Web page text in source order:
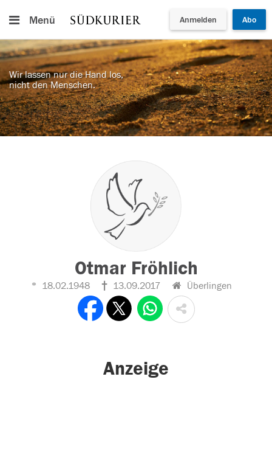
Menü Anmelden Abo
Wir lassen nur die Hand los,
nicht den Menschen.
Otmar Fröhlich
18.02.1948 13.09.2017 Überlingen
Anzeige